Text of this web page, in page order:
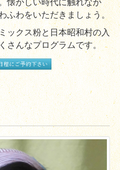
懐かしい時代に触れなが
ふわをいただきましょう。
ックス粉と日本昭和村の入
さんなプログラムです。
程にご予約下さい